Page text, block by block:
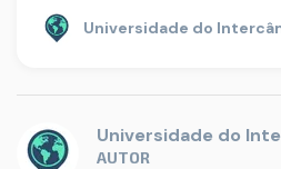
Universidade do
Universidade do
AUTOR